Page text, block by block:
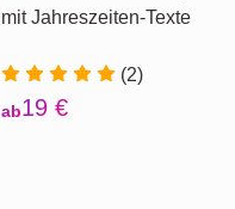
mit Jahreszeiten-Texte
(2)
ab19 €